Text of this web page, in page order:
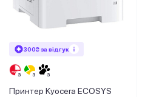
300₴ за відгук
Принтер Kyocera ECOSYS